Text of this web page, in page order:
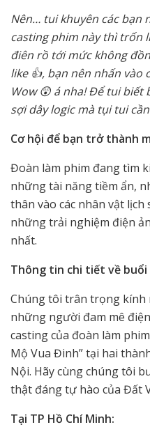
Nên… tui khuyên các bạn
casting phim này thì trốn
điên rồ tới mức không
like 👍, bạn nên nhấn vào
Wow 😲 á nha! Để tui
sợi dây logic mà tụi tui cần
Cơ hội để bạn trở thành
Đoàn làm phim đang tìm
những tài năng tiềm ẩn,
thân vào các nhân vật
những trải nghiệm điện
nhất.
Thông tin chi tiết về buổi
Chúng tôi trân trọng kính
những người đam mê
casting của đoàn làm
Mộ Vua Đinh” tại hai
Nội. Hãy cùng chúng tôi
thật đáng tự hào của Đất
Tại TP Hồ Chí Minh: